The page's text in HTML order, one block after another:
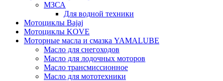
МЗСА
Для водной техники
Мотоциклы Bajaj
Мотоциклы KOVE
Моторные масла и смазка YAMALUBE
Масло для снегоходов
Масло для лодочных моторов
Масло трансмиссионное
Масло для мототехники